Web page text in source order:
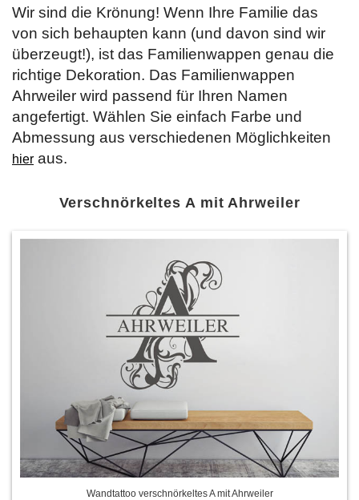
Wir sind die Krönung! Wenn Ihre Familie das
von sich behaupten kann (und davon sind wir
überzeugt!), ist das Familienwappen genau die
richtige Dekoration. Das Familienwappen
Ahrweiler wird passend für Ihren Namen
angefertigt. Wählen Sie einfach Farbe und
Abmessung aus verschiedenen Möglichkeiten
hier aus.
Verschnörkeltes A mit Ahrweiler
Wandtattoo verschnörkeltes A mit Ahrweiler